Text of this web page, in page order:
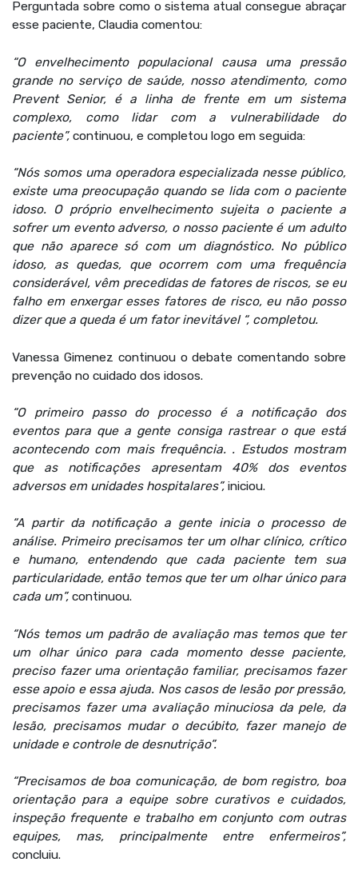
Perguntada sobre como o sistema atual consegue abraçar
esse paciente, Claudia comentou:
“O envelhecimento populacional causa uma pressão
grande no serviço de saúde, nosso atendimento, como
Prevent Senior, é a linha de frente em um sistema
complexo, como lidar com a vulnerabilidade do
paciente”, continuou, e completou logo em seguida:
“Nós somos uma operadora especializada nesse público,
existe uma preocupação quando se lida com o paciente
idoso. O próprio envelhecimento sujeita o paciente a
sofrer um evento adverso, o nosso paciente é um adulto
que não aparece só com um diagnóstico. No público
idoso, as quedas, que ocorrem com uma frequência
considerável, vêm precedidas de fatores de riscos, se eu
falho em enxergar esses fatores de risco, eu não posso
dizer que a queda é um fator inevitável “, completou.
Vanessa Gimenez continuou o debate comentando sobre
prevenção no cuidado dos idosos.
“O primeiro passo do processo é a notificação dos
eventos para que a gente consiga rastrear o que está
acontecendo com mais frequência. . Estudos mostram
que as notificações apresentam 40% dos eventos
adversos em unidades hospitalares”, iniciou.
“A partir da notificação a gente inicia o processo de
análise. Primeiro precisamos ter um olhar clínico, crítico
e humano, entendendo que cada paciente tem sua
particularidade, então temos que ter um olhar único para
cada um”, continuou.
“Nós temos um padrão de avaliação mas temos que ter
um olhar único para cada momento desse paciente,
preciso fazer uma orientação familiar, precisamos fazer
esse apoio e essa ajuda. Nos casos de lesão por pressão,
precisamos fazer uma avaliação minuciosa da pele, da
lesão, precisamos mudar o decúbito, fazer manejo de
unidade e controle de desnutrição”.
“Precisamos de boa comunicação, de bom registro, boa
orientação para a equipe sobre curativos e cuidados,
inspeção frequente e trabalho em conjunto com outras
equipes, mas, principalmente entre enfermeiros”,
concluiu.